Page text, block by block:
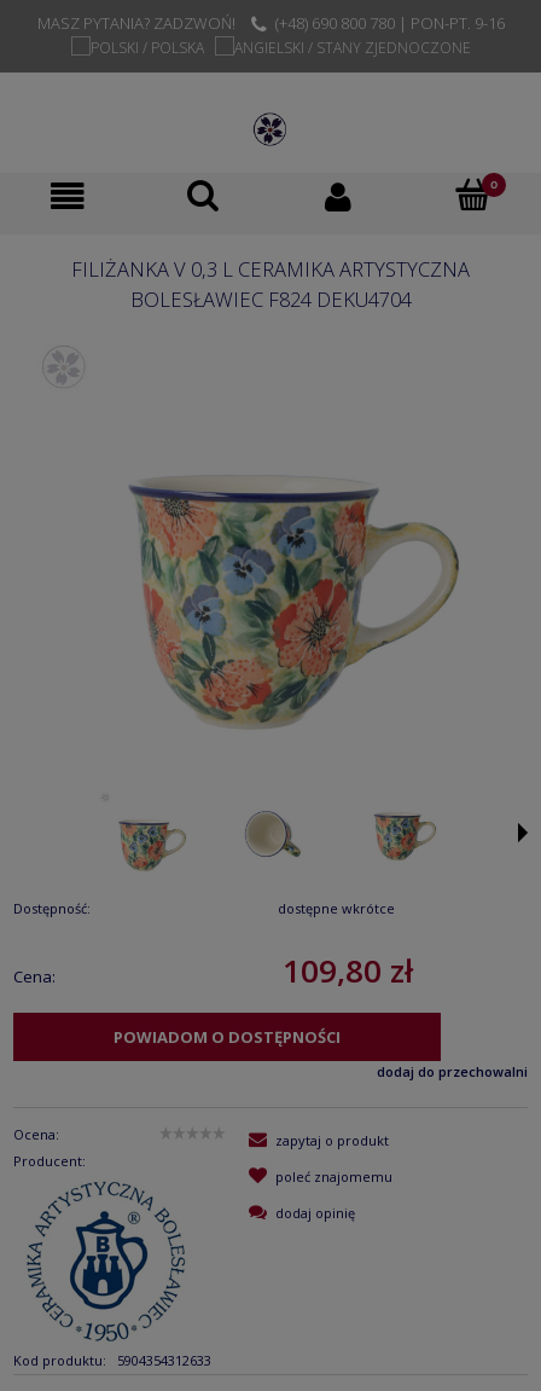
MASZ PYTANIA? ZADZWOŃ! (+48) 690 800 780 | PON-PT. 9-16
FILIŻANKA V 0,3 L CERAMIKA ARTYSTYCZNA
BOLESŁAWIEC F824 DEKU4704
Dostępność: dostępne wkrótce
Cena: 109,80 zł
POWIADOM O DOSTĘPNOŚCI
dodaj do przechowalni
Ocena:
Producent:
Kod produktu: 5904354312633
zapytaj o produkt
poleć znajomemu
dodaj opinię